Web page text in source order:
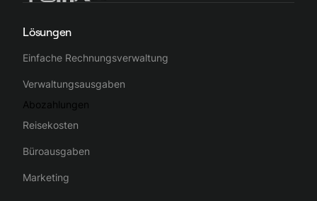
Lösungen
Einfache Rechnungsverwaltung
Verwaltungsausgaben
Abozahlungen
Reisekosten
Büroausgaben
Marketing